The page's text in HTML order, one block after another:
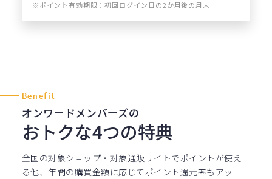
※ポイント有効期限：初回ログイン日の2か月後の月末
Benefit
オンワードメンバーズの
おトクな4つの特典
全国の対象ショップ・対象通販サイトでポイントが使え
る他、年間の購買金額に応じてポイント還元率もアッ